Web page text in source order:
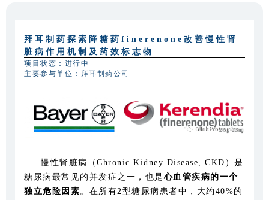
拜耳制药探索降糖药finerenone改善慢性肾
脏病作用机制及药效标志物
项目状态：进行中
主要参与单位：拜耳制药公司
慢性肾脏病（Chronic Kidney Disease, CKD）是
糖尿病最常见的并发症之一，也是 心血管疾病的一个
独立危险因素。在所有2型糖尿病患者中，大约40%的